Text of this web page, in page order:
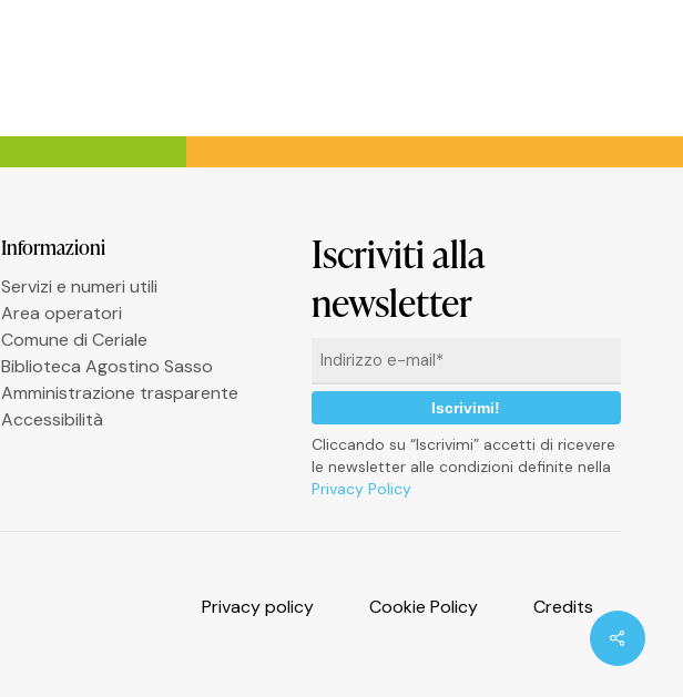
Informazioni
Servizi e numeri utili
Area operatori
Comune di Ceriale
Biblioteca Agostino Sasso
Amministrazione trasparente
Accessibilità
Iscriviti alla
newsletter
Email
Cliccando su “Iscrivimi” accetti di ricevere
le newsletter alle condizioni definite nella
Privacy Policy
Privacypolicy Cookie Policy Credits